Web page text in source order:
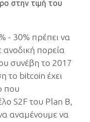
στην τιμή του
- 30% πρέπει να
ανοδική πορεία
συνέβη το 2017
το bitcoin έχει
που
S2F του Plan B,
αναμένουμε να